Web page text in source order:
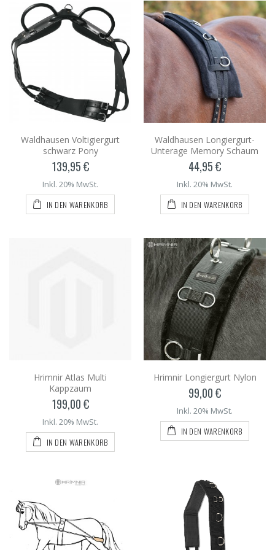
Waldhausen Voltigiergurt
schwarz Pony
139,95 €
Inkl. 20% MwSt.
IN DEN WARENKORB
Waldhausen Longiergurt-
Unterage Memory Schaum
44,95 €
Inkl. 20% MwSt.
IN DEN WARENKORB
Hrimnir Atlas Multi
Kappzaum
199,00 €
Inkl. 20% MwSt.
IN DEN WARENKORB
Hrimnir Longiergurt Nylon
99,00 €
Inkl. 20% MwSt.
IN DEN WARENKORB